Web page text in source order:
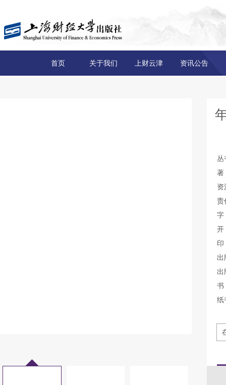
首页 关于我们 上财云津 资讯公告
丛
著
资
责
出
出
纸